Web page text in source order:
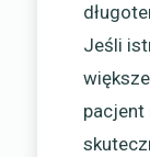
Jeśli
pacjent